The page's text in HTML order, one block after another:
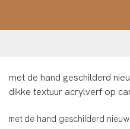
met de hand geschilderd
dikke textuur acrylverf op
met de hand geschilderd